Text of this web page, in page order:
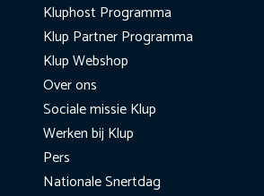
Kluphost Programma
Klup Partner Programma
Klup Webshop
Over ons
Sociale missie Klup
Werken bij Klup
Pers
Nationale Snertdag